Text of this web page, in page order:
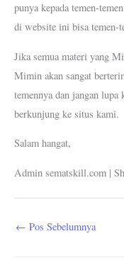
punya kepada temen-
di website ini bisa temen-
Jika semua materi yang
Mimin akan sangat
temennya dan jangan lupa
berkunjung ke situs kami.
Salam hangat,
Admin sematskill.com |
← Pos Sebelumnya